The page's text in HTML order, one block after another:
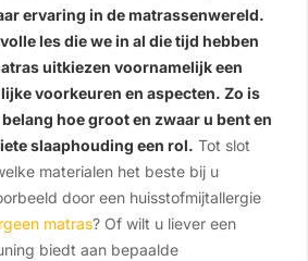
ervaring in de matrassenwereld.
les die we in al die tijd hebben
uitkiezen voornamelijk een
voorkeuren en aspecten. Zo is
hoe groot en zwaar u bent en
slaaphouding een rol. Tot slot
materialen het beste bij u
door een huisstofmijtallergie
matras? Of wilt u liever een
biedt aan bepaalde